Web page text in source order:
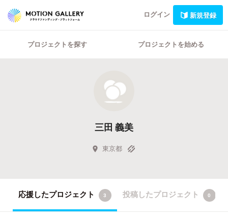
ログイン 新規登録
プロジェクトを探す プロジェクトを始める
三田 義美
東京都
応援したプロジェクト 3 投稿したプロジェクト 0